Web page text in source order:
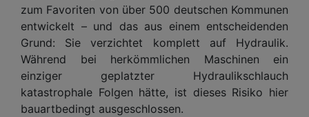
zum Favoriten von über 500 deutschen Kommunen
entwickelt – und das aus einem entscheidenden
Grund: Sie verzichtet komplett auf Hydraulik.
Während bei herkömmlichen Maschinen ein
einziger geplatzter Hydraulikschlauch
katastrophale Folgen hätte, ist dieses Risiko hier
bauartbedingt ausgeschlossen.